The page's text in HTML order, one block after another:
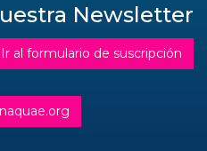
Newsletter
Ir al formulario de suscripción